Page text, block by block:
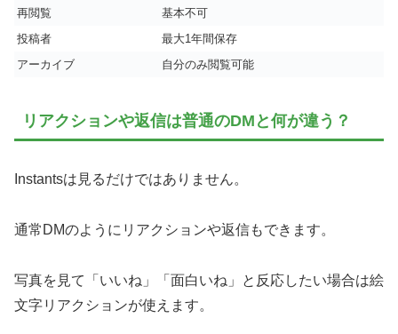
再閲覧
基本不可
投稿者
最大1年間保存
アーカイブ
自分のみ閲覧可能
リアクションや返信は普通のDMと何が違う？
Instantsは見るだけではありません。
通常DMのようにリアクションや返信もできます。
写真を見て「いいね」「面白いね」と反応したい場合は絵
文字リアクションが使えます。